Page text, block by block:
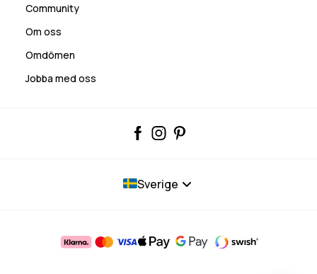
Community
Om oss
Omdömen
Jobba med oss
Sverige